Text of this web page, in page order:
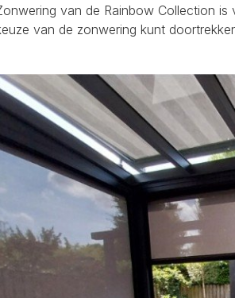
van de Rainbow Collection is
van de zonwering kunt